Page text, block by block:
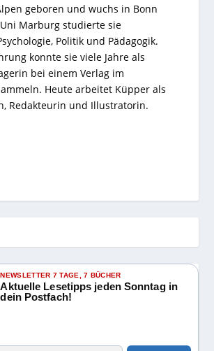
geboren und wuchs in Bonn
Marburg studierte sie
Politik und Pädagogik.
konnte sie viele Jahre als
bei einem Verlag im
Heute arbeitet Küpper als
Redakteurin und Illustratorin.
NEWSLETTER 7 TAGE, 7 BÜCHER
Aktuelle Lesetipps jeden Sonntag in
dein Postfach!